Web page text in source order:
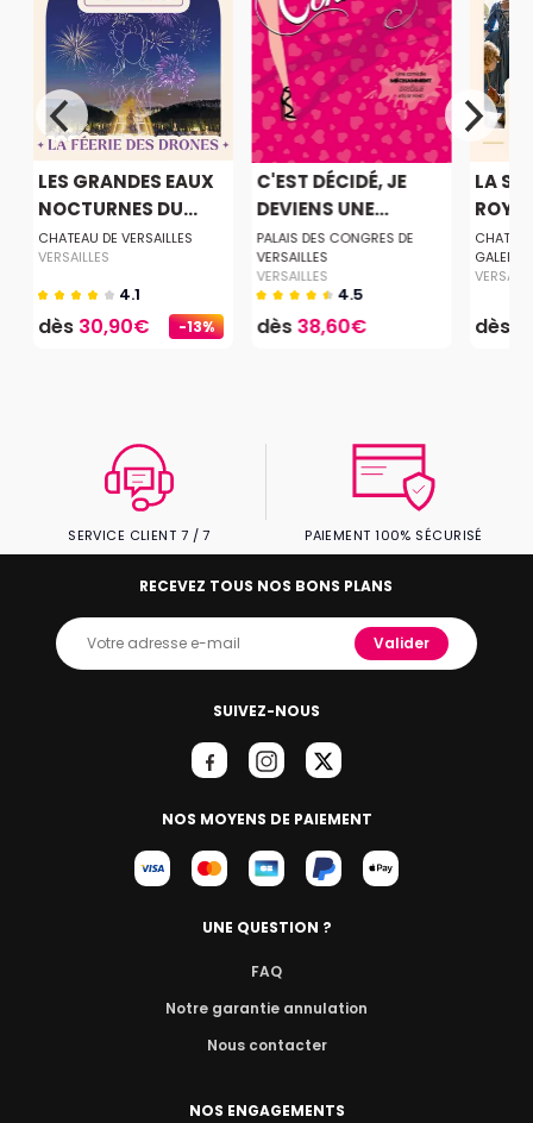
-13%
LES GRANDES EAUX
NOCTURNES DU...
CHATEAU DE VERSAILLES
VERSAILLES
4.1
dès 30,90€
C'EST DÉCIDÉ, JE
DEVIENS UNE...
PALAIS DES CONGRES DE
VERSAILLES
VERSAILLES
4.5
dès38,60€
LA
GALERIE
dès
SERVICE CLIENT 7 / 7 PAIEMENT 100% SÉCURISÉ
SUIVEZ-NOUS
NOS MOYENS DE PAIEMENT
RECEVEZ TOUS NOS BONS PLANS
Valider
UNE QUESTION ?
FAQ
Notre garantie annulation
Nous contacter
NOS ENGAGEMENTS